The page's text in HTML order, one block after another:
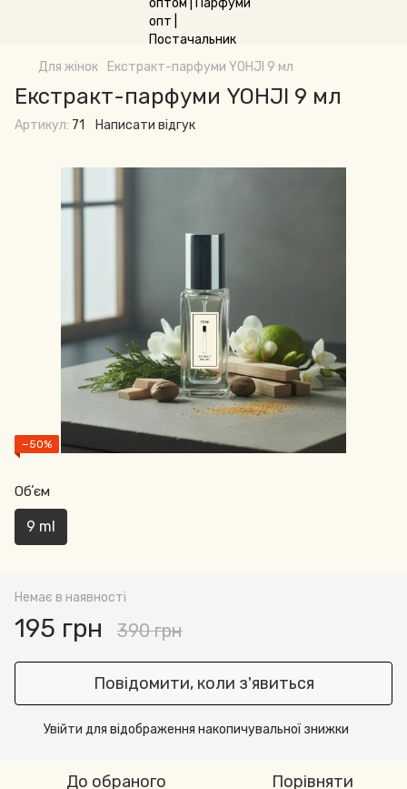
Для жінок Екстракт-парфуми YOHJI 9 мл
Екстракт-парфуми YOHJI 9 мл
Артикул: 71 Написати відгук
−50%
Обʼєм
9 ml
Немає в наявності
195 грн 390 грн
Повідомити, коли з'явиться
Увійти для відображення накопичувальної знижки
До обраного Порівняти